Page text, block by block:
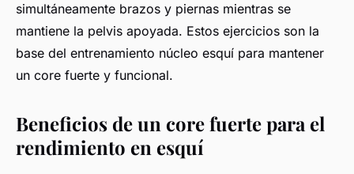
simultáneamente brazos y piernas mientras se
mantiene la pelvis apoyada. Estos ejercicios son la
base del entrenamiento núcleo esquí para mantener
un core fuerte y funcional.
Beneficios de un core fuerte para el
rendimiento en esquí